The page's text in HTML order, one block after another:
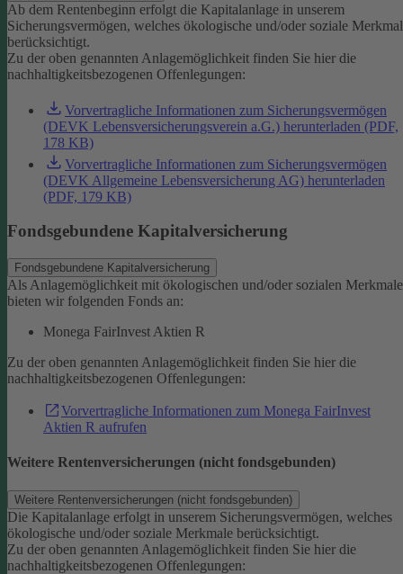
Ab dem Rentenbeginn erfolgt die Kapitalanlage in unserem
Sicherungsvermögen, welches ökologische und/oder soziale
berücksichtigt.
Zu der oben genannten Anlagemöglichkeit finden Sie hier die
nachhaltigkeitsbezogenen Offenlegungen:
Vorvertragliche Informationen zum Sicherungsvermögen
(DEVK Lebensversicherungsverein a.G.) herunterladen (PDF,
178 KB)
Vorvertragliche Informationen zum Sicherungsvermögen
(DEVK Allgemeine Lebensversicherung AG) herunterladen
(PDF, 179 KB)
Fondsgebundene Kapitalversicherung
Fondsgebundene Kapitalversicherung
Als Anlagemöglichkeit mit ökologischen und/oder sozialen
bieten wir folgenden Fonds an:
Monega FairInvest Aktien R
Zu der oben genannten Anlagemöglichkeit finden Sie hier die
nachhaltigkeitsbezogenen Offenlegungen:
Vorvertragliche Informationen zum Monega FairInvest
Aktien R aufrufen
Weitere Rentenversicherungen (nicht fondsgebunden)
Weitere Rentenversicherungen (nicht fondsgebunden)
Die Kapitalanlage erfolgt in unserem Sicherungsvermögen, welches
ökologische und/oder soziale Merkmale berücksichtigt.
Zu der oben genannten Anlagemöglichkeit finden Sie hier die
nachhaltigkeitsbezogenen Offenlegungen: